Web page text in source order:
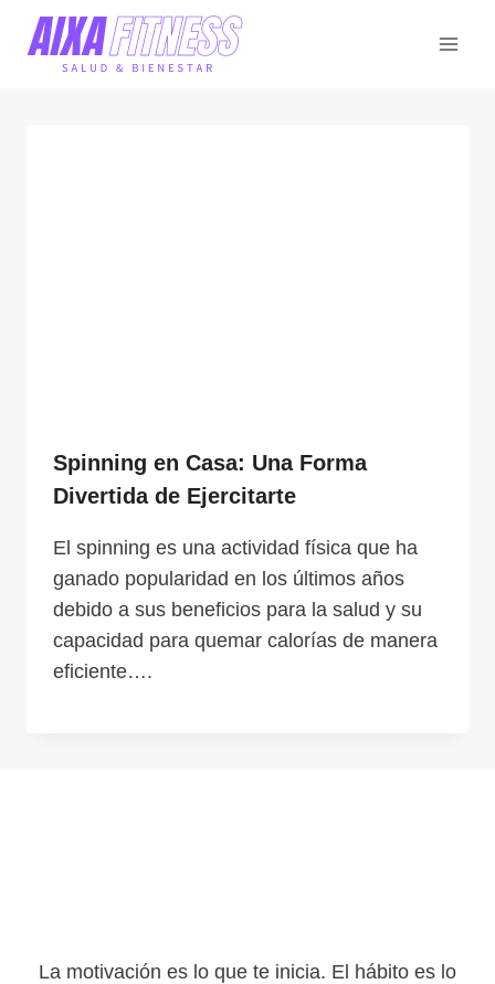
Saltar
contenido
Spinning en Casa: Una Forma
Divertida de Ejercitarte
El spinning es una actividad física que ha
ganado popularidad en los últimos años
debido a sus beneficios para la salud y su
capacidad para quemar calorías de manera
eficiente….
La motivación es lo que te inicia. El hábito es lo